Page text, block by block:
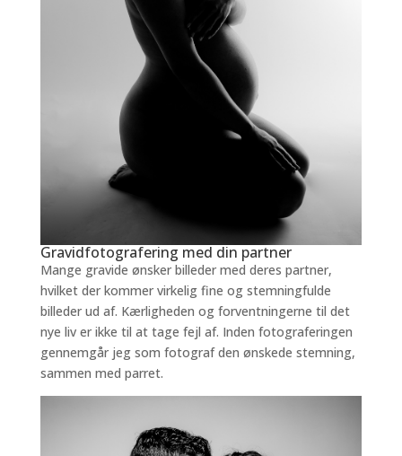
Gravidfotografering med din partner
Mange gravide ønsker billeder med deres partner,
hvilket der kommer virkelig fine og stemningfulde
billeder ud af. Kærligheden og forventningerne til det
nye liv er ikke til at tage fejl af. Inden fotograferingen
gennemgår jeg som fotograf den ønskede stemning,
sammen med parret.